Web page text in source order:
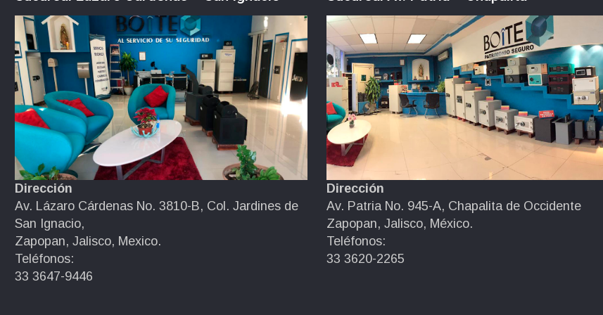
Dirección
Av. Lázaro Cárdenas No. 3810-B, Col. Jardines de
San Ignacio,
Zapopan, Jalisco, Mexico.
Teléfonos:
33 3647-9446
Dirección
Av. Patria No. 945-A, Chapalita de Occidente
Zapopan, Jalisco, México.
Teléfonos:
33 3620-2265